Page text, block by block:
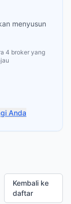
menyusun
4 broker yang
Anda
Kembali ke
daftar